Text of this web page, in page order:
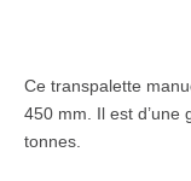
Ce transpalette
450 mm. Il est d’une
tonnes.